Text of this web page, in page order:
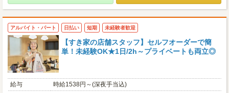
アルバイト・パート 日払い 短期 未経験者歓迎
【すき家の店舗スタッフ】セルフオーダーで簡
単！未経験OK★1日/2h～プライベートも両立◎
給与
時給1538円～(深夜手当込)